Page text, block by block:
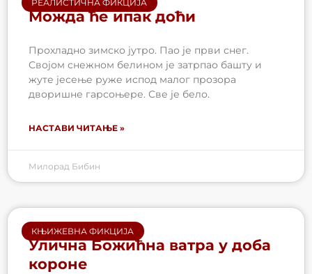
РЕАЛИСТИЧНА ФИКЦИЈА
Можда ће ипак доћи
Прохладно зимско јутро. Пао је први снег.
Својом снежном белином је затрпао башту и
жуте јесење руже испод малог прозора
дворишне гарсоњере. Све је бело.
НАСТАВИ ЧИТАЊЕ »
Милорад Бибин
КЊИЖЕВНА ФИКЦИЈА
Улична Божићна ватра у доба
короне